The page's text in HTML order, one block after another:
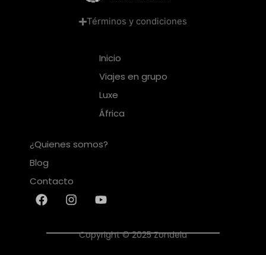
Términos y condiciones
Inicio
Viajes en grupo
Luxe
África
¿Quienes somos?
Blog
Contacto
Copyright © 2025 Zondela